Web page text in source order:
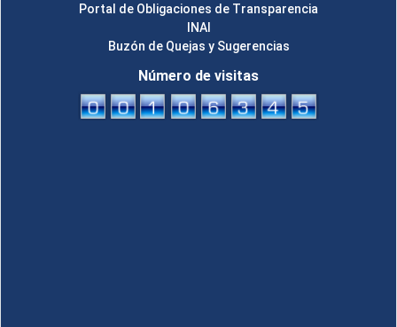
Portal de Obligaciones de Transparencia
INAI
Buzón de Quejas y Sugerencias
Número de visitas